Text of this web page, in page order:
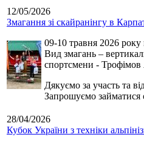
12/05/2026
Змагання зі скайранінгу в
09-10 травня 2026 року
Вид змагань –
спортсмени - Трофімов
Дякуємо за участь та
Запрошуємо займатися
28/04/2026
Кубок України з техніки